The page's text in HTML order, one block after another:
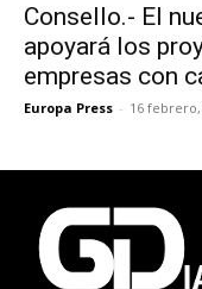
Consello.- El
apoyará los
empresas con
Europa Press - 16 febrero,